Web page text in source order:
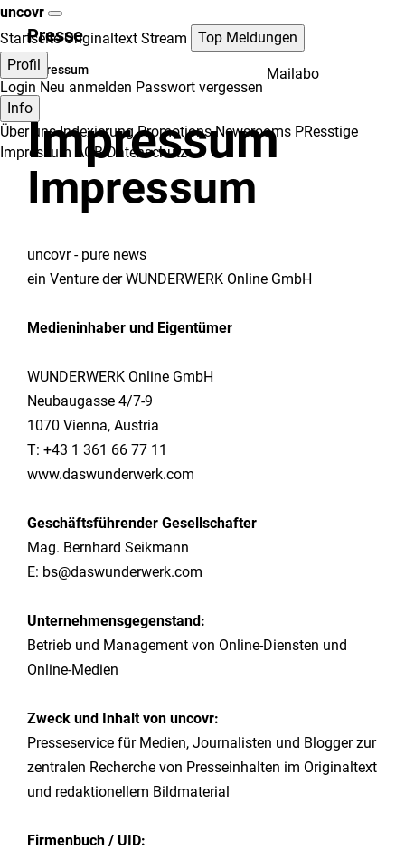
uncovr
Startseite Originaltext Stream
Top Meldungen
Profil
Login Neu anmelden Passwort vergessen
Mailabo
Info
Über uns Indexierung Promotions Newsrooms PResstige
Impressum
AGB Datenschutz
Presse
Impressum
Impressum
Impressum
uncovr - pure news
ein Venture der WUNDERWERK Online GmbH
Medieninhaber und Eigentümer
WUNDERWERK Online GmbH
Neubaugasse 4/7-9
1070 Vienna, Austria
T: +43 1 361 66 77 11
www.daswunderwerk.com
Geschäftsführender Gesellschafter
Mag. Bernhard Seikmann
E: bs@daswunderwerk.com
Unternehmensgegenstand:
Betrieb und Management von Online-Diensten und
Online-Medien
Zweck und Inhalt von uncovr:
Presseservice für Medien, Journalisten und Blogger zur
zentralen Recherche von Presseinhalten im Originaltext
und redaktionellem Bildmaterial
Firmenbuch / UID: